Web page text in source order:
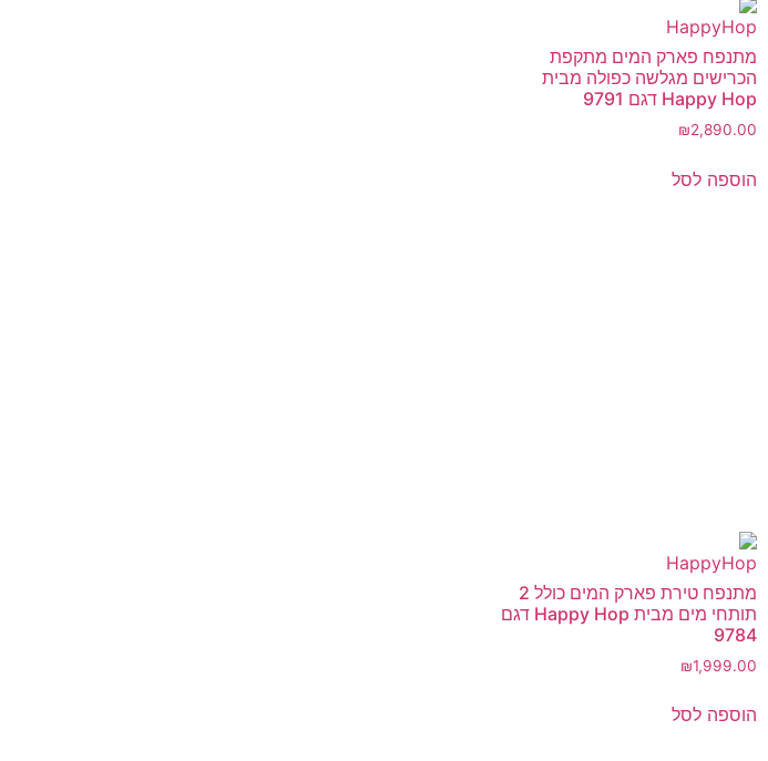
מתנפח פארק המים מתקפת
הכרישים מגלשה כפולה מבית
Happy Hop דגם 9791
₪2,890.00
הוספה לסל
מתנפח טירת פארק המים כולל 2
תותחי מים מבית Happy Hop דגם
9784
₪1,999.00
הוספה לסל